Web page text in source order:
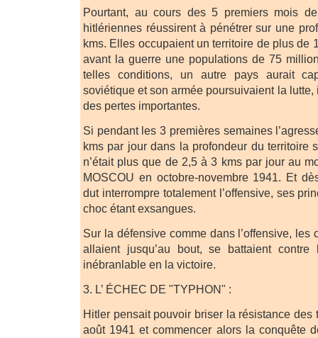
Pourtant, au cours des 5 premiers mois
hitlériennes réussirent à pénétrer sur une
kms. Elles occupaient un territoire de plus de
avant la guerre une populations de 75
telles conditions, un autre pays aurait
soviétique et son armée poursuivaient la lutte,
des pertes importantes.
Si pendant les 3 premières semaines
kms par jour dans la profondeur du territoire
n’était plus que de 2,5 à 3 kms par jour au
MOSCOU en octobre-novembre 1941. Et
dut interrompre totalement l’offensive, ses
choc étant exsangues.
Sur la défensive comme dans l’offensive, les
allaient jusqu’au bout, se battaient contre
inébranlable en la victoire.
3. L’ ÉCHEC DE "TYPHON" :
Hitler pensait pouvoir briser la résistance des
août 1941 et commencer alors la conquête